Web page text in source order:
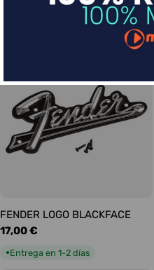
FENDER LOGO BLACKFACE
Precio
17,00 €
●Entrega en 1-2 días